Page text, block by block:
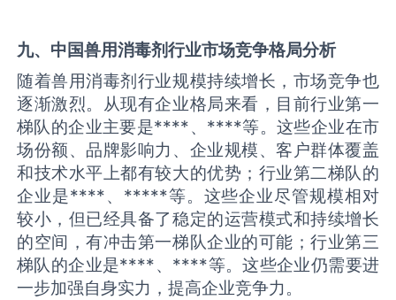
九、中国兽用消毒剂行业市场竞争格局分析
随着兽用消毒剂行业规模持续增长，市场竞争也
逐渐激烈。从现有企业格局来看，目前行业第一
梯队的企业主要是****、****等。这些企业在市
场份额、品牌影响力、企业规模、客户群体覆盖
和技术水平上都有较大的优势；行业第二梯队的
企业是****、*****等。这些企业尽管规模相对
较小，但已经具备了稳定的运营模式和持续增长
的空间，有冲击第一梯队企业的可能；行业第三
梯队的企业是****、****等。这些企业仍需要进
一步加强自身实力，提高企业竞争力。